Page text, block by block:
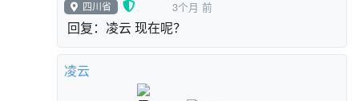
四川省 3个月 前
回复：凌云 现在呢？
凌云